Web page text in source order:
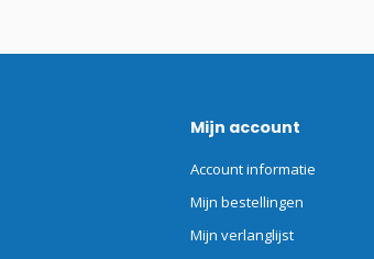
Mijn account
Account informatie
Mijn bestellingen
Mijn verlanglijst